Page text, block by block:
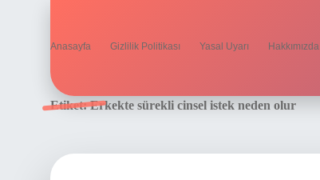
Anasayfa Gizlilik Politikası Yasal Uyarı Hakkımızda
Etiket:Erkekte sürekli cinsel istek neden olur